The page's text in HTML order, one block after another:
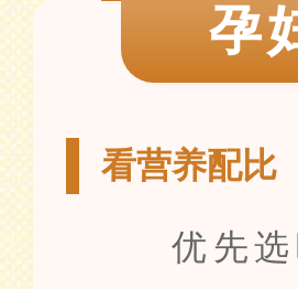
孕
看营养配比
优先